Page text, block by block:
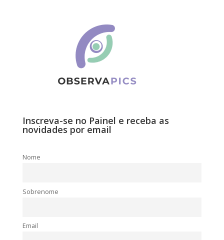
Inscreva-se no Painel e receba as
novidades por email
Nome
Sobrenome
Email